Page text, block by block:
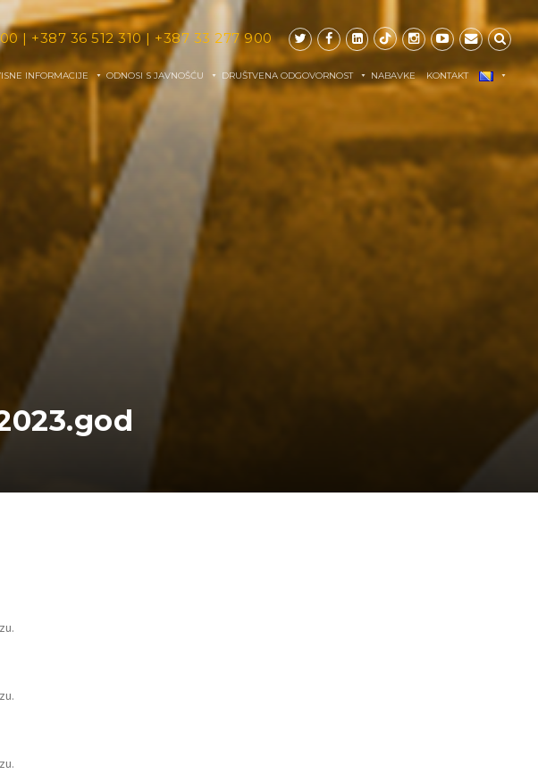
| +387 36 512 310| +387 33 277 900
INFORMACIJE ODNOSI S JAVNOŠĆU DRUŠTVENA ODGOVORNOST NABAVKE KONTAKT